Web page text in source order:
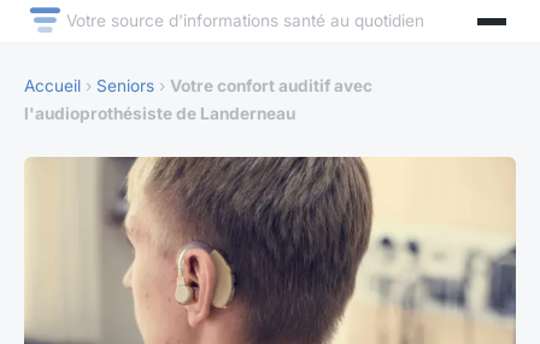
Votre source d'informations santé au quotidien
Accueil › Seniors › Votre confort auditif avec
l'audioprothésiste de Landerneau